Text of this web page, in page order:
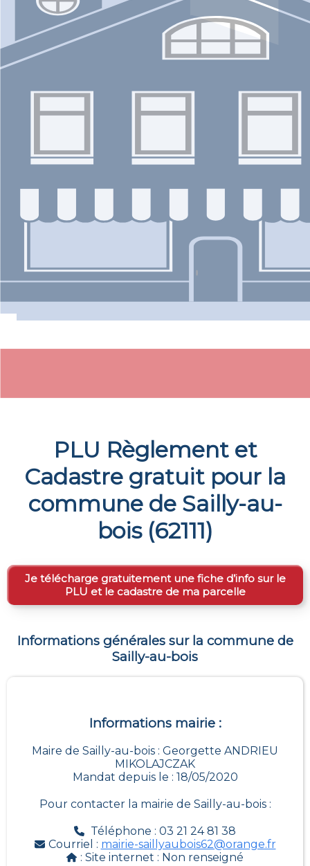
PLU Règlement et
Cadastre gratuit pour la
commune de Sailly-au-
bois(62111)
Je télécharge gratuitement une fiche d’info sur le
PLU et le cadastre de ma parcelle
Informations générales sur la commune de
Sailly-au-bois
Informations mairie :
Maire de Sailly-au-bois : Georgette ANDRIEU
MIKOLAJCZAK
Mandat depuis le : 18/05/2020
Pour contacter la mairie de Sailly-au-bois:
Téléphone : 03 21 24 81 38
Courriel : mairie-saillyaubois62@orange.fr
: Site internet : Non renseigné